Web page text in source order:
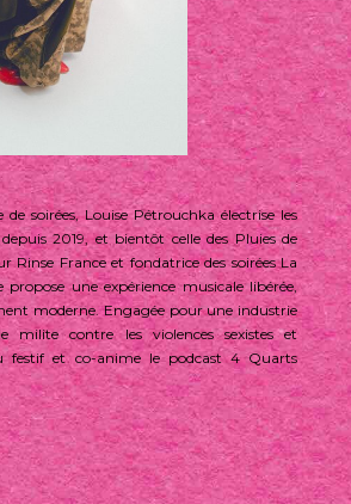
soirées, Louise Pétrouchka électrise les
depuis 2019, et bientôt celle des Pluies de
Rinse France et fondatrice des soirées La
propose une expérience musicale libérée,
moderne. Engagée pour une industrie
milite contre les violences sexistes et
festif et co-anime le podcast 4 Quarts